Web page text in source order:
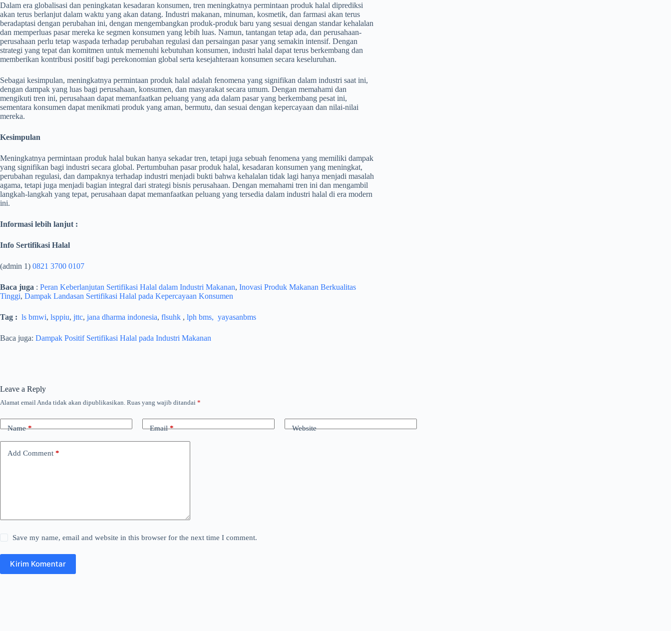
Dalam era globalisasi dan peningkatan kesadaran konsumen, tren meningkatnya permintaan produk halal diprediksi
akan terus berlanjut dalam waktu yang akan datang. Industri makanan, minuman, kosmetik, dan farmasi akan terus
beradaptasi dengan perubahan ini, dengan mengembangkan produk-produk baru yang sesuai dengan standar kehalalan
dan memperluas pasar mereka ke segmen konsumen yang lebih luas. Namun, tantangan tetap ada, dan perusahaan-
perusahaan perlu tetap waspada terhadap perubahan regulasi dan persaingan pasar yang semakin intensif. Dengan
strategi yang tepat dan komitmen untuk memenuhi kebutuhan konsumen, industri halal dapat terus berkembang dan
memberikan kontribusi positif bagi perekonomian global serta kesejahteraan konsumen secara keseluruhan.
Sebagai kesimpulan, meningkatnya permintaan produk halal adalah fenomena yang signifikan dalam industri saat ini,
dengan dampak yang luas bagi perusahaan, konsumen, dan masyarakat secara umum. Dengan memahami dan
mengikuti tren ini, perusahaan dapat memanfaatkan peluang yang ada dalam pasar yang berkembang pesat ini,
sementara konsumen dapat menikmati produk yang aman, bermutu, dan sesuai dengan kepercayaan dan nilai-nilai
mereka.
Kesimpulan
Meningkatnya permintaan produk halal bukan hanya sekadar tren, tetapi juga sebuah fenomena yang memiliki dampak
yang signifikan bagi industri secara global. Pertumbuhan pasar produk halal, kesadaran konsumen yang meningkat,
perubahan regulasi, dan dampaknya terhadap industri menjadi bukti bahwa kehalalan tidak lagi hanya menjadi masalah
agama, tetapi juga menjadi bagian integral dari strategi bisnis perusahaan. Dengan memahami tren ini dan mengambil
langkah-langkah yang tepat, perusahaan dapat memanfaatkan peluang yang tersedia dalam industri halal di era modern
ini.
Informasi lebih lanjut :
Info Sertifikasi Halal
(admin 1) 0821 3700 0107
Baca juga : Peran Keberlanjutan Sertifikasi Halal dalam Industri Makanan, Inovasi Produk Makanan Berkualitas
Tinggi, Dampak Landasan Sertifikasi Halal pada Kepercayaan Konsumen
Tag : ls bmwi, lsppiu, jttc, jana dharma indonesia, flsuhk , lph bms, yayasanbms
Baca juga: Dampak Positif Sertifikasi Halal pada Industri Makanan
Leave a Reply
Alamat email Anda tidak akan dipublikasikan. Ruas yang wajib ditandai *
Name* Email* Website
Add Comment *
Save my name, email and website in this browser for the next time I comment.
Kirim Komentar